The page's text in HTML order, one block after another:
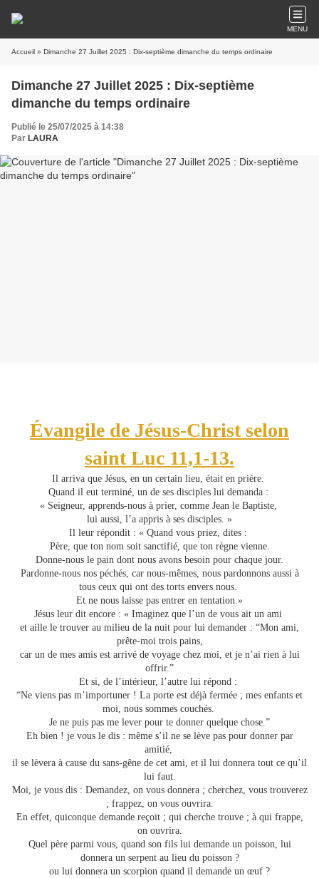
MENU
Accueil » Dimanche 27 Juillet 2025 : Dix-septième dimanche du temps ordinaire
Dimanche 27 Juillet 2025 : Dix-septième
dimanche du temps ordinaire
Publié le 25/07/2025 à 14:38
Par LAURA
Évangile de Jésus-Christ selon
saint Luc 11,1-13.
Il arriva que Jésus, en un certain lieu, était en prière.
Quand il eut terminé, un de ses disciples lui demanda :
« Seigneur, apprends-nous à prier, comme Jean le Baptiste,
lui aussi, l’a appris à ses disciples. »
Il leur répondit : « Quand vous priez, dites :
Père, que ton nom soit sanctifié, que ton règne vienne.
Donne-nous le pain dont nous avons besoin pour chaque jour.
Pardonne-nous nos péchés, car nous-mêmes, nous pardonnons aussi à
tous ceux qui ont des torts envers nous.
Et ne nous laisse pas entrer en tentation.»
Jésus leur dit encore : « Imaginez que l’un de vous ait un ami
et aille le trouver au milieu de la nuit pour lui demander : “Mon ami,
prête-moi trois pains,
car un de mes amis est arrivé de voyage chez moi, et je n’ai rien à lui
offrir.”
Et si, de l’intérieur, l’autre lui répond :
“Ne viens pas m’importuner ! La porte est déjà fermée ; mes enfants et
moi, nous sommes couchés.
Je ne puis pas me lever pour te donner quelque chose.”
Eh bien ! je vous le dis : même s’il ne se lève pas pour donner par
amitié,
il se lèvera à cause du sans-gêne de cet ami, et il lui donnera tout ce qu’il
lui faut.
Moi, je vous dis : Demandez, on vous donnera ; cherchez, vous trouverez
; frappez, on vous ouvrira.
En effet, quiconque demande reçoit ; qui cherche trouve ; à qui frappe,
on ouvrira.
Quel père parmi vous, quand son fils lui demande un poisson, lui
donnera un serpent au lieu du poisson ?
ou lui donnera un scorpion quand il demande un œuf ?